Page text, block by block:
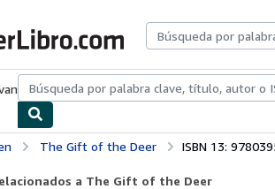
Colecciones Libros antiguosArte y
The Gift of the Deer ISBN 13:
a The Gift of the Deer